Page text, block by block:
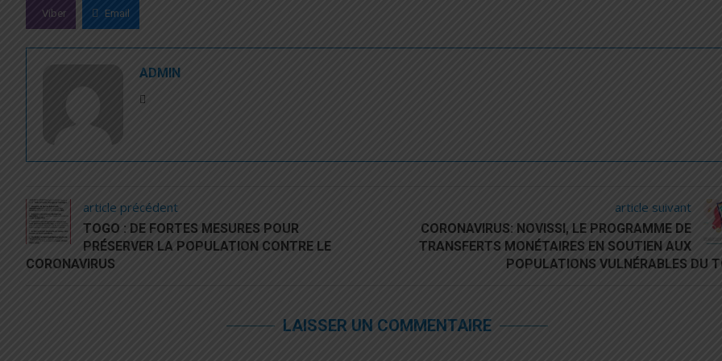
Viber Email
ADMIN
article précédent
TOGO : DE FORTES MESURES POUR
PRÉSERVER LA POPULATION CONTRE LE
CORONAVIRUS
article suivant
CORONAVIRUS: NOVISSI, LE PROGRAMME DE
TRANSFERTS MONÉTAIRES EN SOUTIEN AUX
POPULATIONS VULNÉRABLES DU
LAISSER UN COMMENTAIRE